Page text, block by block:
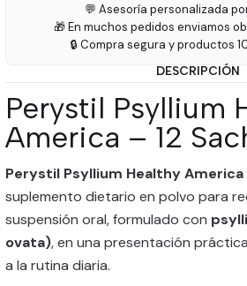
💬 Asesoría personalizada
🎁 En muchos pedidos enviamos
🔒 Compra segura y productos
DESCRIPCIÓN
Perystil Psyllium
America – 12
Perystil Psyllium Healthy America
suplemento dietario en polvo para
suspensión oral, formulado con
ovata), en una presentación
a la rutina diaria.